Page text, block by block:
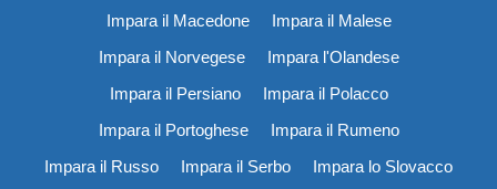
Impara il Macedone
Impara il Malese
Impara il Norvegese
Impara l'Olandese
Impara il Persiano
Impara il Polacco
Impara il Portoghese
Impara il Rumeno
Impara il Russo
Impara il Serbo
Impara lo Slovacco